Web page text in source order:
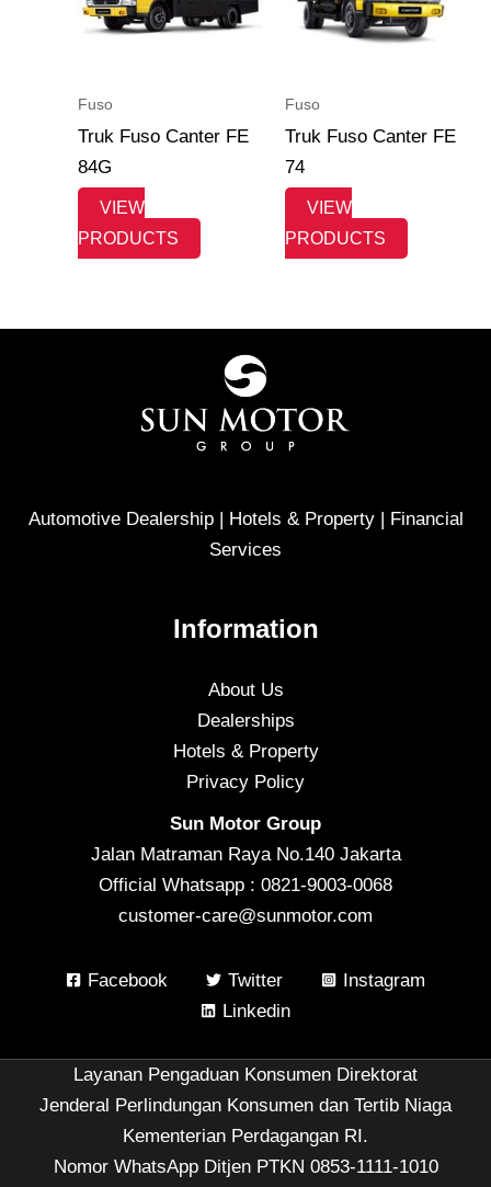
Fuso
Truk Fuso Canter FE
84G
VIEW
PRODUCTS
Fuso
Truk Fuso Canter FE
74
VIEW
PRODUCTS
Automotive Dealership | Hotels & Property | Financial
Services
Information
About Us
Dealerships
Hotels & Property
Privacy Policy
Sun Motor Group
Jalan Matraman Raya No.140 Jakarta
Official Whatsapp : 0821-9003-0068
customer-care@sunmotor.com
Facebook Twitter
Instagram
Linkedin
Layanan Pengaduan Konsumen Direktorat
Jenderal Perlindungan Konsumen dan Tertib Niaga
Kementerian Perdagangan RI.
Nomor WhatsApp Ditjen PTKN 0853-1111-1010